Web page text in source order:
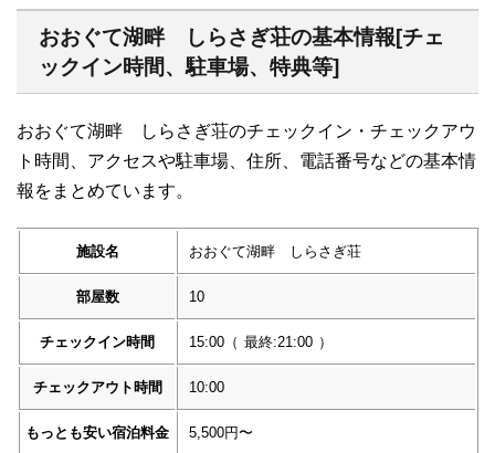
おおぐて湖畔 しらさぎ荘の基本情報[チェ
ックイン時間、駐車場、特典等]
おおぐて湖畔 しらさぎ荘のチェックイン・チェックアウ
ト時間、アクセスや駐車場、住所、電話番号などの基本情
報をまとめています。
施設名 おおぐて湖畔 しらさぎ荘
部屋数 10
チェックイン時間 15:00 （ 最終:21:00 ）
チェックアウト時間 10:00
もっとも安い宿泊料金 5,500円〜